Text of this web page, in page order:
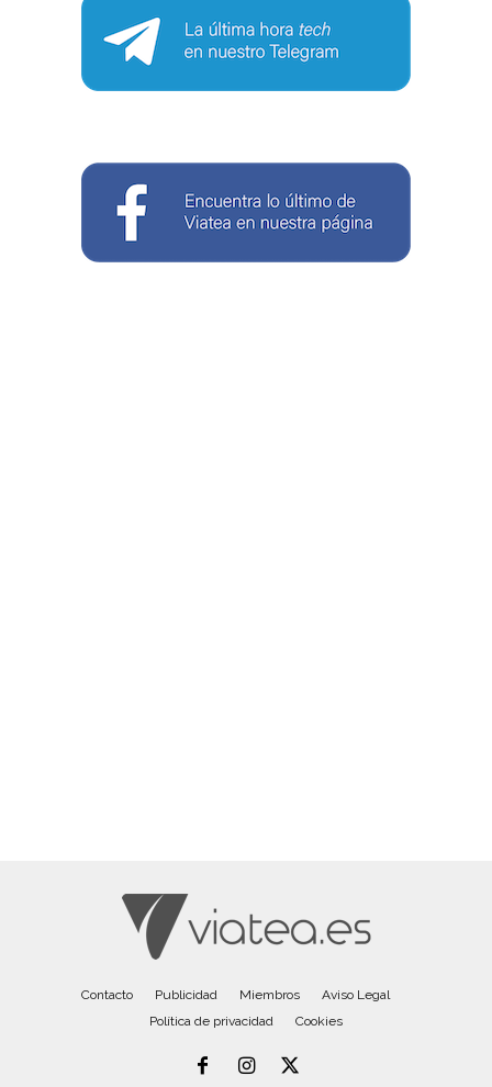
Contacto Publicidad Miembros
Aviso Legal
Política de privacidad
Cookies